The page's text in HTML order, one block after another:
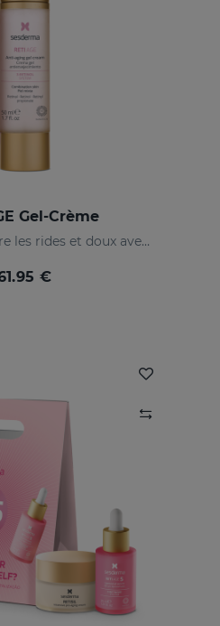
Gel-Crème
Implacable contre les rides et doux avec votre peau
€